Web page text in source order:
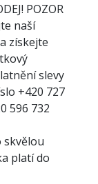
POZOR
naší
získejte
slevy
+420 727
596 732
skvělou
platí do